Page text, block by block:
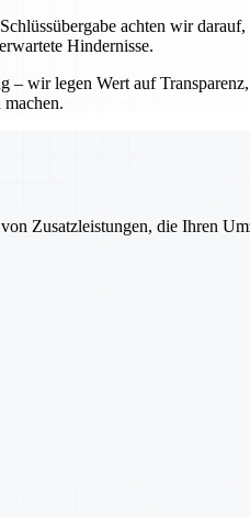
achten wir darauf,
Hindernisse.
– wir legen Wert auf
Zusatzleistungen, die Ihren